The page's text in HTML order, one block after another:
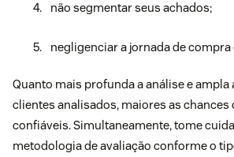
não segmentar seus achados;
negligenciar a jornada de compra
Quanto mais profunda a análise e ampla
clientes analisados, maiores as chances
confiáveis. Simultaneamente, tome
metodologia de avaliação conforme o